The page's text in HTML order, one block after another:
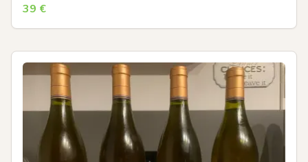
39 €